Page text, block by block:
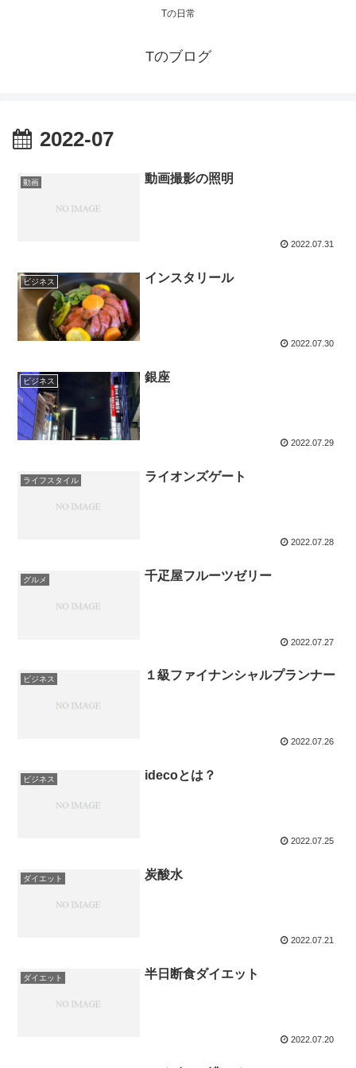
Tの日常
Tのブログ
2022-07
動画 動画撮影の照明
2022.07.31
ビジネス インスタリール
2022.07.30
ビジネス 銀座
2022.07.29
ライフスタイル ライオンズゲート
2022.07.28
グルメ 千疋屋フルーツゼリー
2022.07.27
ビジネス １級ファイナンシャルプランナー
2022.07.26
ビジネス idecoとは？
2022.07.25
ダイエット 炭酸水
2022.07.21
ダイエット 半日断食ダイエット
2022.07.20